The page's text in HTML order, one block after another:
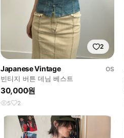
2
Japanese Vintage
OS
빈티지 버튼 데님 베스트
30,000원
5 2